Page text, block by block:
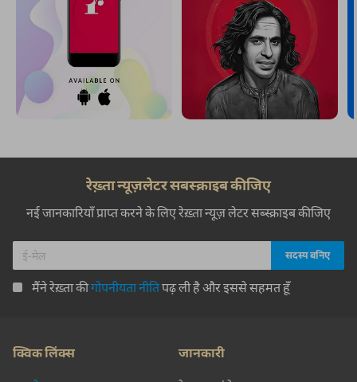
रेख़्ता न्यूज़लेटर सबस्क्राइब कीजिए
नई जानकारियाँ प्राप्त करने के लिए रेख़्ता न्यूज़ लेटर सब्स्क्राइब कीजिए
मैंने रेख़्ता कीगोपनीयता नीतिपढ़ ली है और इससे सहमत हूँ
क्विक लिंक्स जानकारी